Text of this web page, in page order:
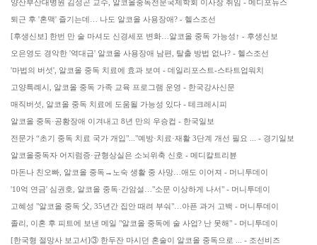
양산부산대병원 김성곤 교수, 알코올중독전문국제학회 이사장 취임 - 메디포뉴스
퇴근 후 '혼맥' 즐기는데… 나도 알코올 사용장애? - 헬스조선
[후생신보] 한번 만 술 마셔도 신경세포 변화…알코올 중독 가능성↑ - 후생신보
오은영도 경악한 '역대급' 알코올 사용장애 남편, 탈출 방법 없나? - 헬스조선
'마법의 버섯', 알코올 중독 치료에 효과 보여 - 데일리포스트-스타트업워치
고양특례시, 알코올 중독 가족 교육 프로그램 운영 - 한국강사신문
매직버섯, 알코올 중독 치료에 도움될 가능성 있다 - 테크레시피
알코올 중독·공황장애 이겨내고 8년 만의 우승컵 - 한국일보
전문가 “초기 중독 치료 국가 개입"..."예방·치료·재활 3단계 개선 필요 ... - 경기일보
알코올중독자 어지럼증·균형상실은 소뇌위축 신호 - 메디칼트리뷴
마돈나 친오빠, 알코올 중독→노숙 생활 중 사망…애도 이어져 - 머니투데이
'10억 연금' 심권호, 알코올 중독·간암설…"소문 이상하게 나서" - 머니투데이
고혜성 "알코올 중독 父, 35년간 집안 때려 부숴"…아픈 과거 고백 - 머니투데이
졸리, 이혼 후 피트에 보낸 메일 "알코올 중독에 술 사업? 난 못해" - 머니투데이
[한국형 절망사 보고서]③ 한두잔 마시던 혼술이 알코올 중독으로 ... - 조선비즈